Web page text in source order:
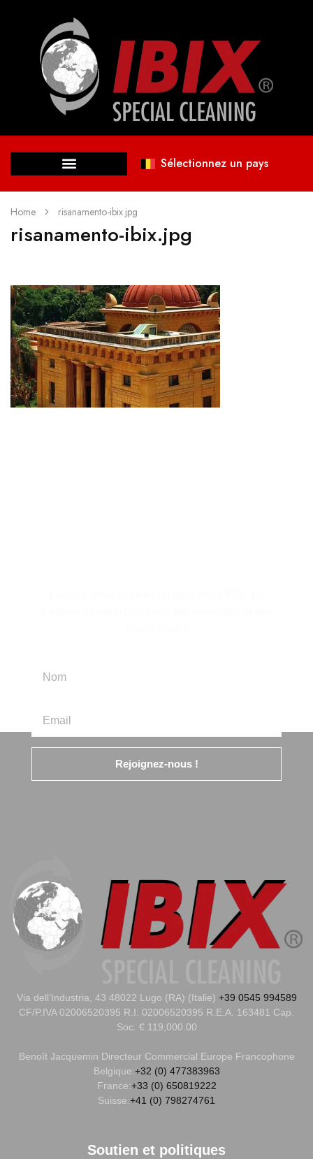
Sélectionnez un pays
Home risanamento-ibix.jpg
risanamento-ibix.jpg
Rejoignez-nous !
Via dell’Industria, 43 48022 Lugo (RA) (Italie) +39 0545 994589
CF/P.IVA 02006520395 R.I. 02006520395 R.E.A. 163481 Cap.
Soc. € 119,000.00
Benoît Jacquemin Directeur Commercial Europe Francophone
Belgique:+32 (0) 477383963
France:+33 (0) 650819222
Suisse:+41 (0) 798274761
Soutien et politiques